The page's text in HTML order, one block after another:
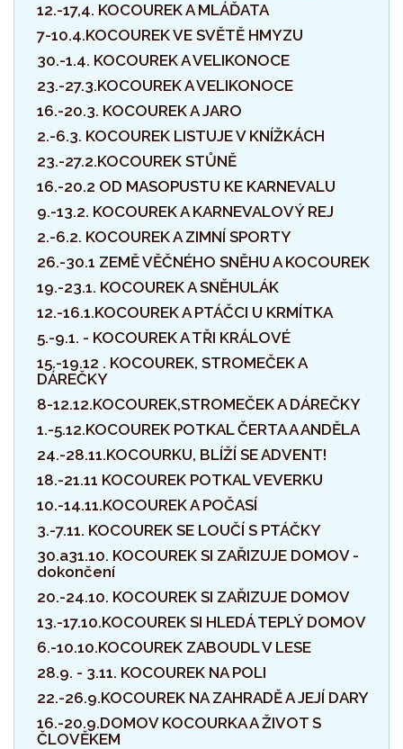
12.-17,4. KOCOUREK A MLÁĎATA
7-10.4.KOCOUREK VE SVĚTĚ HMYZU
30.-1.4. KOCOUREK A VELIKONOCE
23.-27.3.KOCOUREK A VELIKONOCE
16.-20.3. KOCOUREK A JARO
2.-6.3. KOCOUREK LISTUJE V KNÍŽKÁCH
23.-27.2.KOCOUREK STŮNĚ
16.-20.2 OD MASOPUSTU KE KARNEVALU
9.-13.2. KOCOUREK A KARNEVALOVÝ REJ
2.-6.2. KOCOUREK A ZIMNÍ SPORTY
26.-30.1 ZEMĚ VĚČNÉHO SNĚHU A KOCOUREK
19.-23.1. KOCOUREK A SNĚHULÁK
12.-16.1.KOCOUREK A PTÁČCI U KRMÍTKA
5.-9.1. - KOCOUREK A TŘI KRÁLOVÉ
15.-19.12 . KOCOUREK, STROMEČEK A
DÁREČKY
8-12.12.KOCOUREK,STROMEČEK A DÁREČKY
1.-5.12.KOCOUREK POTKAL ČERTA A ANDĚLA
24.-28.11.KOCOURKU, BLÍŽÍ SE ADVENT!
18.-21.11 KOCOUREK POTKAL VEVERKU
10.-14.11.KOCOUREK A POČASÍ
3.-7.11. KOCOUREK SE LOUČÍ S PTÁČKY
30.a31.10. KOCOUREK SI ZAŘIZUJE DOMOV -
dokončení
20.-24.10. KOCOUREK SI ZAŘIZUJE DOMOV
13.-17.10.KOCOUREK SI HLEDÁ TEPLÝ DOMOV
6.-10.10.KOCOUREK ZABOUDL V LESE
28.9. - 3.11. KOCOUREK NA POLI
22.-26.9.KOCOUREK NA ZAHRADĚ A JEJÍ DARY
16.-20.9.DOMOV KOCOURKA A ŽIVOT S
ČLOVĚKEM